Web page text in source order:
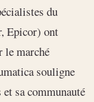
du
Epicor) ont
le marché
souligne
sa communauté